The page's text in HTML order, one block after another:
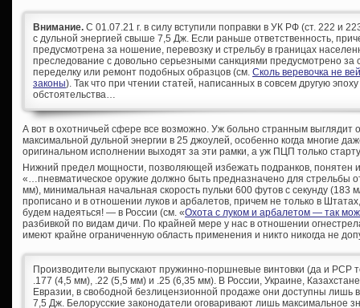
Внимание. С 01.07.21 г. в силу вступили поправки в УК РФ (ст. 222 и
с дульной энергией свыше 7,5 Дж. Если раньше ответственность,
предусмотрена за ношение, перевозку и стрельбу в границах
преследование с довольно серьезными санкциями предусмотрено за
переделку или ремонт подобных образцов (см. Сколь веревочка не
законы). Так что при чтении статей, написанных в совсем другую
обстоятельства…
А вот в охотничьей сфере все возможно. Уж больно странным выглядит
максимальной дульной энергии в 25 джоулей, особенно когда многие
оригинальном исполнении выходят за эти рамки, а уж ПЦП только
Нижний предел мощности, позволяющей избежать подранков, понятен
«…пневматическое оружие должно быть предназначено для стрельбы
мм), минимальная начальная скорость пульки 600 футов с секунду (183
прописано и в отношении луков и арбалетов, причем не только в
будем надеяться! — в России (см. «Охота с луком и арбалетом — так
разбивкой по видам дичи. По крайней мере у нас в отношении
имеют крайне ограниченную область применения и никто никогда не
Производители выпускают пружинно-поршневые винтовки (да и PCP
.177 (4,5 мм), .22 (5,5 мм) и .25 (6,35 мм). В России, Украине,
Евразии, в свободной безлицензионной продаже они доступны лишь
7,5 Дж. Белорусские законодатели оговаривают лишь максимальное